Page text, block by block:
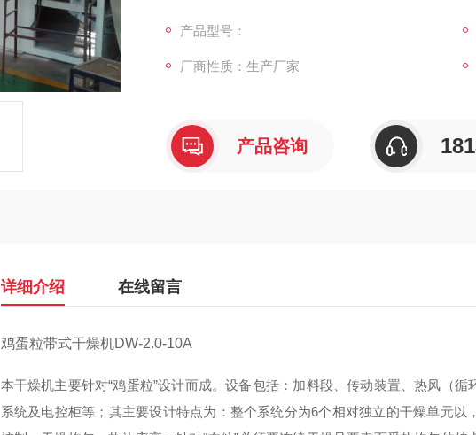
干燥单元以，各自配套循环风机，热风管道，温度
确保干燥质量
产品型号：
厂商性质：生产厂家
产品咨询
详细介绍 在线留言
鸡蛋粒带式干燥机DW-2.0-10A
本干燥机主要针对“鸡蛋粒”设计而成。设备包括：加料段、传动装置、热风（
系统及电控柜等；其主要设计特点为：整个系统分为6个相对独立的干燥单元